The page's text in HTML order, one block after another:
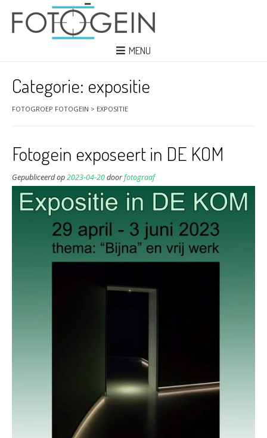
MENU
Categorie: expositie
FOTOGROEP FOTOGEIN > EXPOSITIE
Fotogein exposeert in DE KOM
Gepubliceerd op2023-04-20doorfotograaf